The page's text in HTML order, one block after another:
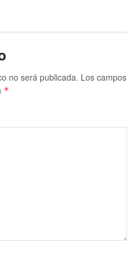
no será publicada. Los campos
*